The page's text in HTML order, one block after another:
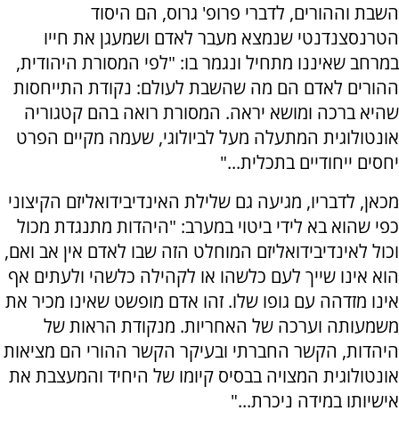
השבת וההורים, לדברי פרופ' גרוס, הם היסוד
הטרנסצנדנטי שנמצא מעבר לאדם ושמעגן את חייו
במרחב שאיננו מתחיל ונגמר בו: "לפי המסורת היהודית,
ההורים לאדם הם מה שהשבת לעולם: נקודת התייחסות
שהיא ברכה ומושא יראה. המסורת רואה בהם קטגוריה
אונטולוגית המתעלה מעל לביולוגי, שעמה מקיים הפרט
יחסים ייחודיים בתכלית..."
מכאן, לדבריו, מגיעה גם שלילת האינדיבידואליזם הקיצוני
כפי שהוא בא לידי ביטוי במערב: "היהדות מתנגדת מכול
וכול לאינדיבידואליזם המוחלט הזה שבו לאדם אין אב ואם,
הוא אינו שייך לעם כלשהו או לקהילה כלשהי ולעתים אף
אינו מזדהה עם גופו שלו. זהו אדם מופשט שאינו מכיר את
משמעותה וערכה של האחריות. מנקודת הראות של
היהדות, הקשר החברתי ובעיקר הקשר ההורי הם מציאות
אונטולוגית המצויה בבסיס קיומו של היחיד והמעצבת את
אישיותו במידה ניכרת..."